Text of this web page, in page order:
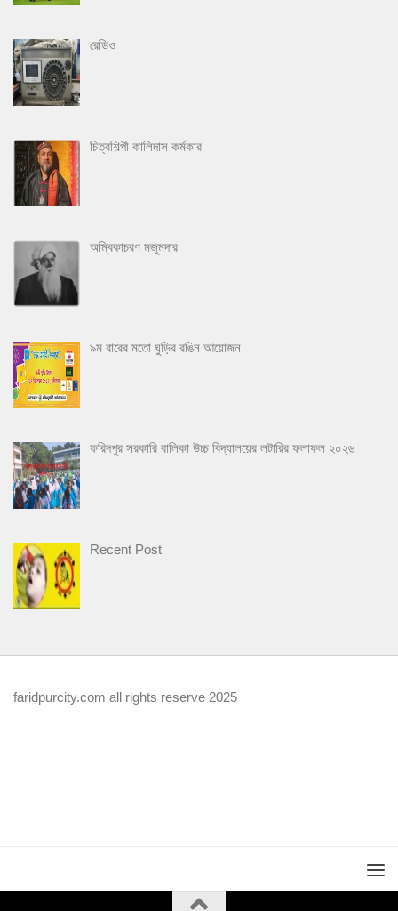
রেডিও
চিত্রশিল্পী কালিদাস কর্মকার
অম্বিকাচরণ মজুমদার
৯ম বারের মতো ঘুড়ির রঙিন আয়োজন
ফরিদপুর সরকারি বালিকা উচ্চ বিদ্যালয়ের লটারির ফলাফল ২০২৬
Recent Post
faridpurcity.com all rights reserve 2025